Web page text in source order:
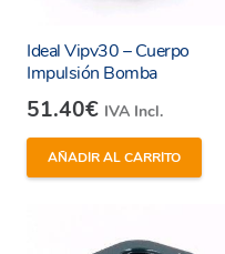
Ideal Vipv30 – Cuerpo
Impulsión Bomba
51.40€ IVA Incl.
AÑADIR AL CARRITO